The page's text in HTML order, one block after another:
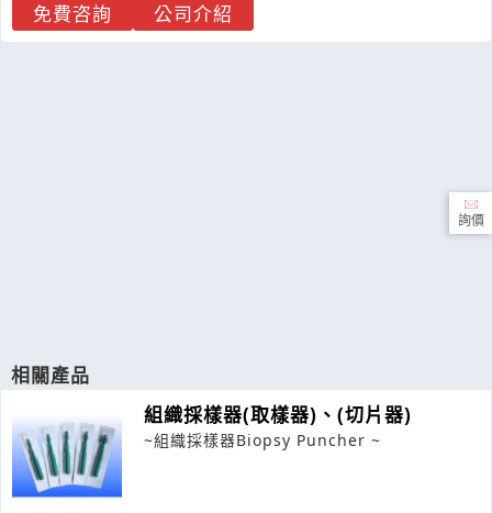
免費咨詢
公司介紹
相關產品
組織採樣器(取樣器)、(切片器)
~組織採樣器Biopsy Puncher ~
詢價